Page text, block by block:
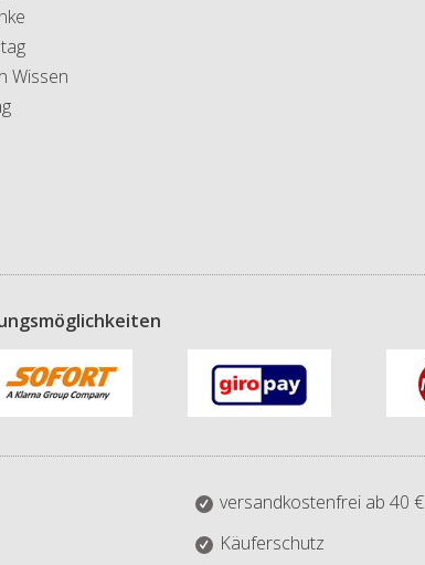
Wissen
versandkostenfrei ab 40 €
Käuferschutz